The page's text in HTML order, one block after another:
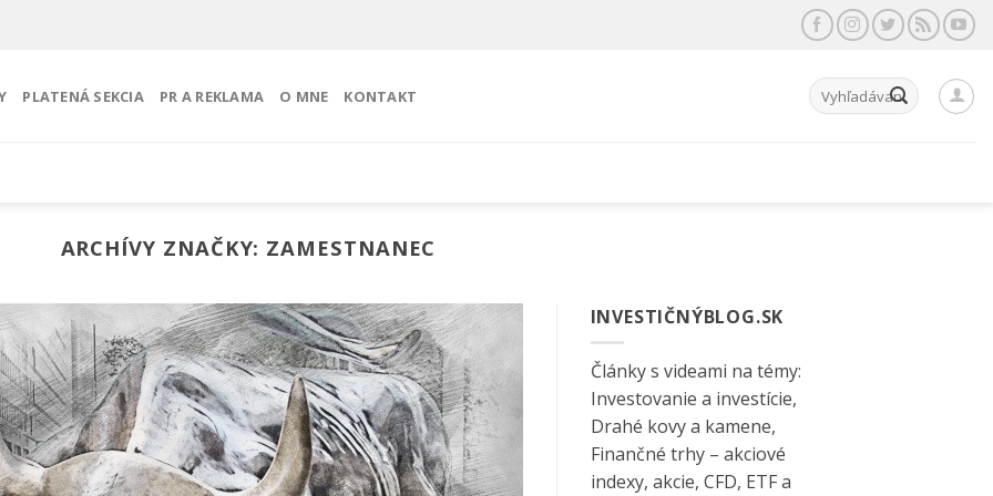
PLATENÁ SEKCIA PR A REKLAMA O MNE KONTAKT Hľadať:
ARCHÍVY ZNAČKY: ZAMESTNANEC
INVESTIČNÝBLOG.SK
Články s videami na témy:
Investovanie a investície,
Drahé kovy a kamene,
Finančné trhy – akciové
indexy, akcie, CFD, ETF a